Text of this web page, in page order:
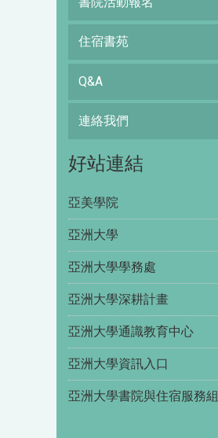
住宿書苑
Q&A
連絡我們
好站連結
亞美學院
亞洲大學
亞洲大學學務處
亞洲大學深耕計畫
亞洲大學通識教育中心
亞洲大學資訊入口
亞洲大學書院與住宿服務組